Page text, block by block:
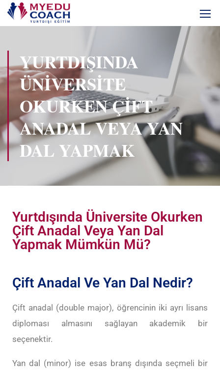
YURTDIŞINDA
ÜNIVERSITE
OKURKEN ÇIFT
ANADAL VEYA YAN
DAL YAPMAK
Yurtdışında Üniversite Okurken
Çift Anadal Veya Yan Dal
Yapmak Mümkün Mü?
Çift Anadal Ve Yan Dal Nedir?
Çift anadal (double major), öğrencinin iki ayrı lisans
diploması almasını sağlayan akademik bir
seçenektir.
Yan dal (minor) ise esas branş dışında seçmeli bir